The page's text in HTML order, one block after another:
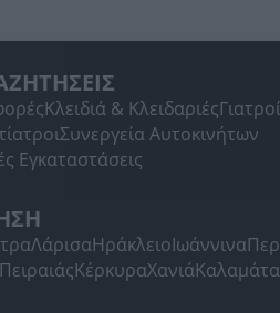
Κλειδιά & ΚλειδαριέςΓιατροί
Συνεργεία Αυτοκινήτων
Εγκαταστάσεις
ΛάρισαΗράκλειοΙωάννινα
ΠειραιάςΚέρκυραΧανιάΚαλαμάτα